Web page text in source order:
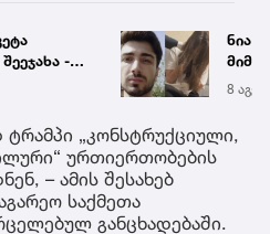
-
ნია
8 აგვ
„კონსტრუქციული,
ურთიერთობების
– ამის შესახებ
საქმეთა
განცხადებაში.